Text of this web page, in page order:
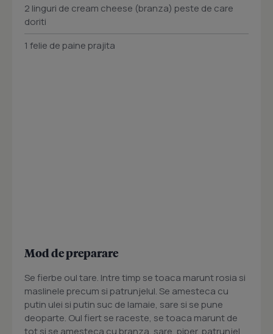
2 linguri de cream cheese (branza) peste de care
doriti
1 felie de paine prajita
Mod de preparare
Se fierbe oul tare. Intre timp se toaca marunt rosia si
maslinele precum si patrunjelul. Se amesteca cu
putin ulei si putin suc de lamaie, sare si se pune
deoparte. Oul fiert se raceste, se toaca marunt de
tot si se amesteca cu branza, sare, piper, patrunjel